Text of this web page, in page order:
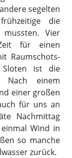
segelten
die
Vier
für einen
Raumschots-
Sloten ist die
Nach einem
einer großen
für uns an
Nachmittag
Wind in
so manche
zurück.